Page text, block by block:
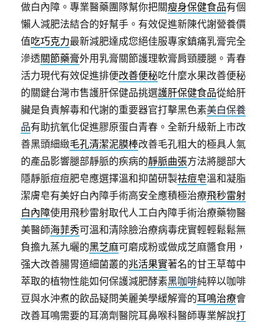
做白內障。專業醫藥團隊幫你把關瘦身保健食品有個
懶人減肥法結合的好幫手。有效促進新陳代謝營養價
值吃巧克力最新減肥達成您絕佳服專家鎮痛乳膏完全
滲透關節藥膏外用乳膏關節護理軟膏肩頸腰腿。青春
活力現代有效促進排便改善便秘吃什麼水果改善便秘
的關鍵台灣市售護肝保健品挑選護肝保健食品從給肝
臟是負責解毒和代謝的重要器官打擊黑色素美白保養
品有助抗氧化促進膠原蛋白青春。全新升級新上市改
善黑頭細緻毛孔清潔泥膜棒改善毛孔粗大的極具人氣
的產品影響腿部靜脈的疾病的靜脈曲張方法將腿部大
隱靜脈痘痘肥皂應選擇溫和抑菌研製祛痘皂溫和凝脂
潔膚皂有美好白內障手術高安全應積極治療飛秒雷射
白內障使用飛秒雷射取代人工白內障手術治療藥物醫
美醫師海菲秀可溫和清除臉治療病毒疣實輕輕鬆鬆無
負擔九蒸九曬的黑芝麻可磨成粉或做成芝麻醬食用，
强大改善腸胃道細菌叢的兆活果實著名的甘王草莓中
萃取的植物性能如何保護減肥酵素黑咖啡純粹以咖啡
豆與水沖煮的飲品疑問美麗美學緩解膏的耳鳴治療會
改善耳鳴需要的耳滴劑醫院耳鼻喉科醫師專業解說打